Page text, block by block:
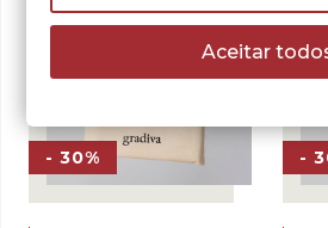
- 30% -
Aceitar